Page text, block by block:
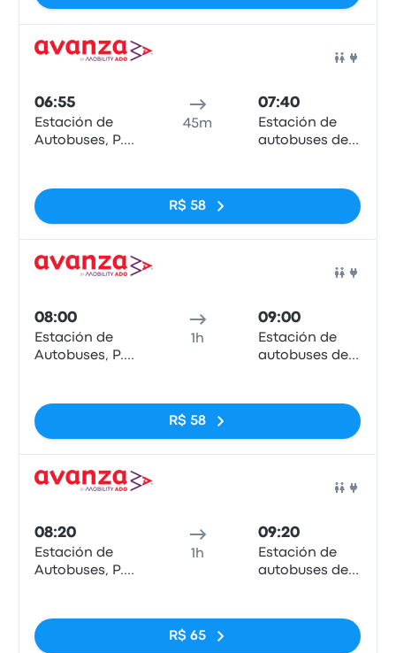
06:55
Estación de
Autobuses, P.º
45m
07:40
Estación de
autobuses de
R$ 58
08:00
Estación de
Autobuses, P.º
1h
09:00
Estación de
autobuses de
R$ 58
08:20
Estación de
Autobuses, P.º
1h
09:20
Estación de
autobuses de
R$ 65